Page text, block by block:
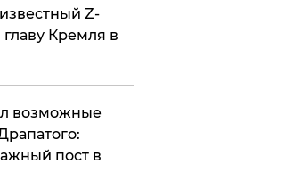
Z-
Кремля в
возможные
пост в